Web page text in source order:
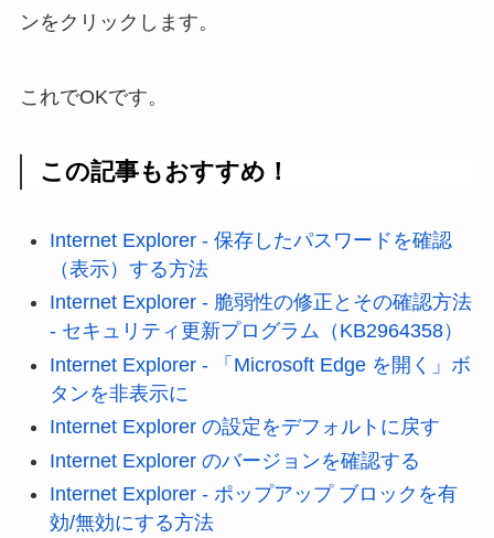
ンをクリックします。
これでOKです。
この記事もおすすめ！
Internet Explorer - 保存したパスワードを確認
（表示）する方法
Internet Explorer - 脆弱性の修正とその確認方法
- セキュリティ更新プログラム（KB2964358）
Internet Explorer - 「Microsoft Edge を開く」ボ
タンを非表示に
Internet Explorer の設定をデフォルトに戻す
Internet Explorer のバージョンを確認する
Internet Explorer - ポップアップ ブロックを有
効/無効にする方法